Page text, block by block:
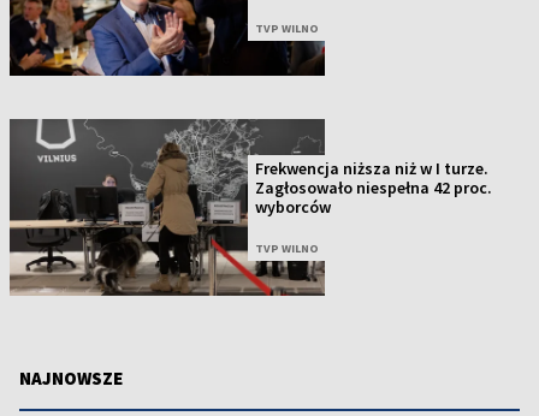
TVP WILNO
Frekwencja niższa niż w I turze.
Zagłosowało niespełna 42 proc.
wyborców
TVP WILNO
NAJNOWSZE